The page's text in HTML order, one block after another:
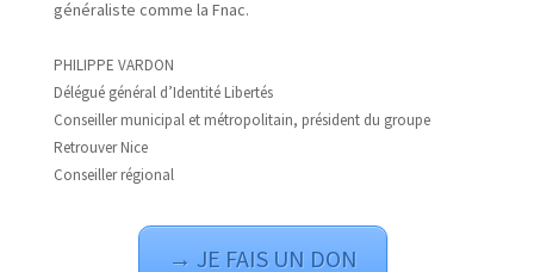
généraliste comme la Fnac.
PHILIPPE VARDON
Délégué général d’Identité Libertés
Conseiller municipal et métropolitain, président du groupe
Retrouver Nice
Conseiller régional
→ JE FAIS UN DON